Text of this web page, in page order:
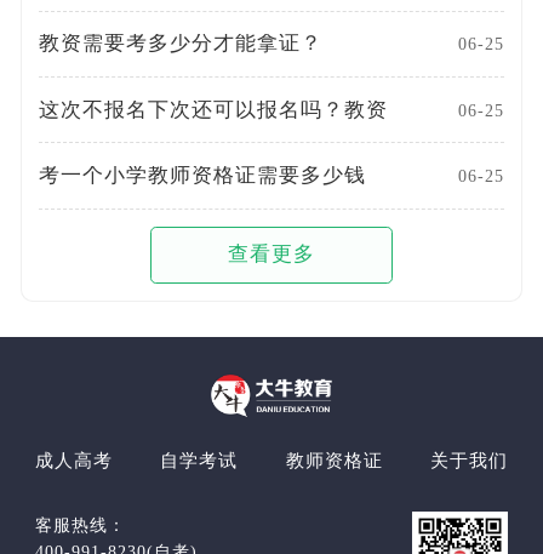
教资需要考多少分才能拿证？ 06-25
这次不报名下次还可以报名吗？教资 06-25
考一个小学教师资格证需要多少钱 06-25
查看更多
成人高考 自学考试 教师资格证 关于我们
客服热线：